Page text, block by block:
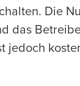
Die
das
jedoch